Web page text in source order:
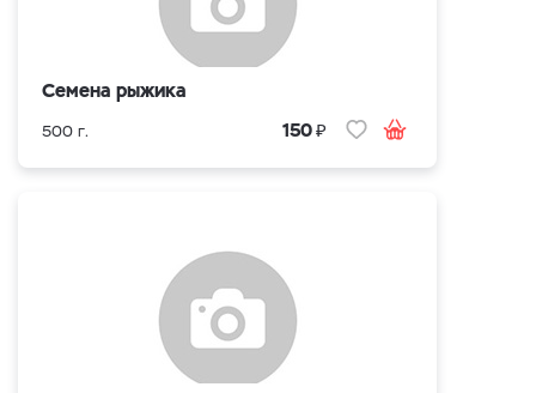
Семена рыжика
500 г. 150₽